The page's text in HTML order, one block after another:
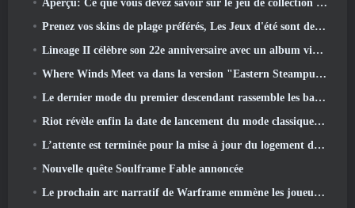
Aperçu: Ce que vous devez savoir sur le jeu de collection de créatures de HoYoverse, Honkai: Lien âme
Prenez vos skins de plage préférés, Les Jeux d'été sont de retour sur Overwatch
Lineage II célèbre son 22e anniversaire avec un album vinyle en édition collector
Where Winds Meet va dans la version "Eastern Steampunk" 2.0
Le dernier mode du premier descendant rassemble les batailles difficiles d'interception du vide et les profondeurs.
Riot révèle enfin la date de lancement du mode classique de League Of Legends
L’attente est terminée pour la mise à jour du logement des grands joueurs de RuneScape
Nouvelle quête Soulframe Fable annoncée
Le prochain arc narratif de Warframe emmène les joueurs vers une toute nouvelle carte des étoiles, Le système Tau